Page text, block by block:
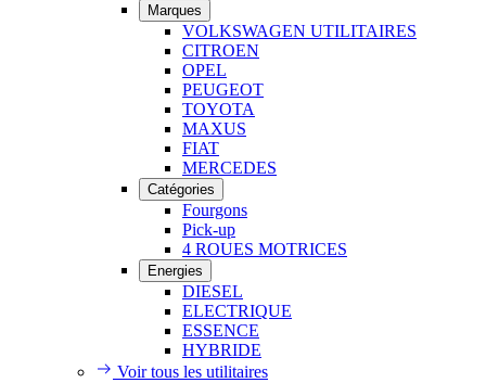
Marques
VOLKSWAGEN UTILITAIRES
CITROEN
OPEL
PEUGEOT
TOYOTA
MAXUS
FIAT
MERCEDES
Catégories
Fourgons
Pick-up
4 ROUES MOTRICES
Energies
DIESEL
ELECTRIQUE
ESSENCE
HYBRIDE
Voir tous les utilitaires